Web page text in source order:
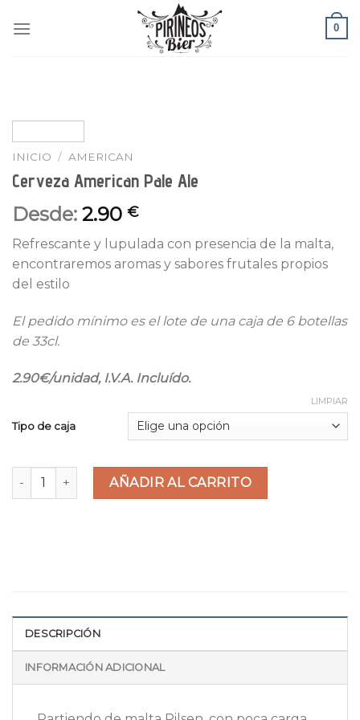
0
INICIO / AMERICAN
Cerveza American Pale Ale
Desde: 2.90 €
Refrescante y lupulada con presencia de la malta,
encontraremos aromas y sabores frutales propios
del estilo
El pedido mínimo es el lote de una caja de 6 botellas
de 33cl.
2.90€/unidad, I.V.A. Incluído.
Tipo de caja
LIMPIAR
Cerveza American Pale Ale cantidad
AÑADIR AL CARRITO
DESCRIPCIÓN
INFORMACIÓN ADICIONAL